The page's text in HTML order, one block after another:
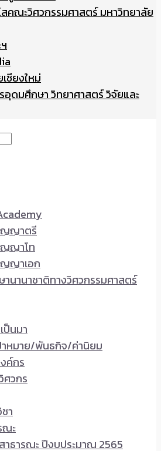
คณะวิศวกรรมศาสตร์ มหาวิทยาลัย
ชียงใหม่
อุดมศึกษา วิทยาศาสตร์ วิจัยและ
ญญาตรี
ญาโท
ญาเอก
นานาชาติทางวิศวกรรมศาสตร์
ป็นมา
หมาย/พันธกิจ/ค่านิยม
ค์กร
วกร
า
ณะ
าธารณะ ปีงบประมาณ 2565